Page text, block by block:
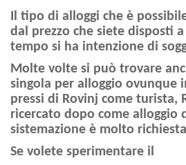
Il tipo di alloggi che è
dal prezzo che siete disposti
tempo si ha intenzione di
Molte volte si può trovare
singola per alloggio ovunque
pressi di Rovinj come turista,
ricercato dopo come alloggio
sistemazione è molto
Se volete sperimentare il